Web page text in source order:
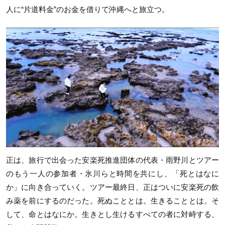
人に“片道料金”のお金を借りて沖縄へと旅立つ。
正は、旅行で出会った安楽死推進団体の代表・雨野川とツアー
のもう一人の参加者・氷川らと時間を共にし、「死とはなに
か」に向き合っていく。ツアー最終日、正はついに安楽死の飲
み薬を前にするのだった。死ぬこととは。生きることとは。そ
して、命とはなにか。生きとし生けるすべての者に対峙する、